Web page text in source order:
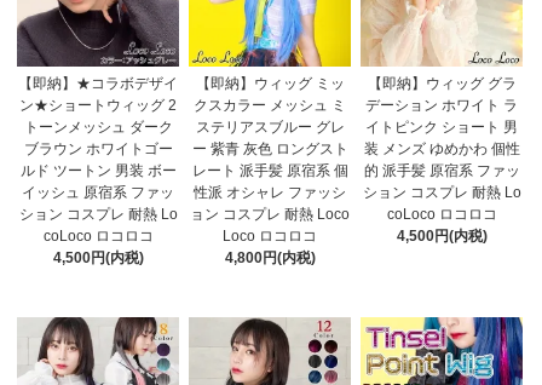
【即納】★コラボデザイ
ン★ショートウィッグ 2
トーンメッシュ ダーク
ブラウン ホワイトゴー
ルド ツートン 男装 ボー
イッシュ 原宿系 ファッ
ション コスプレ 耐熱 Lo
coLoco ロコロコ
4,500円(内税)
【即納】ウィッグ ミッ
クスカラー メッシュ ミ
ステリアスブルー グレ
ー 紫青 灰色 ロングスト
レート 派手髪 原宿系 個
性派 オシャレ ファッシ
ョン コスプレ 耐熱 Loco
Loco ロコロコ
4,800円(内税)
【即納】ウィッグ グラ
デーション ホワイト ラ
イトピンク ショート 男
装 メンズ ゆめかわ 個性
的 派手髪 原宿系 ファッ
ション コスプレ 耐熱 Lo
coLoco ロコロコ
4,500円(内税)